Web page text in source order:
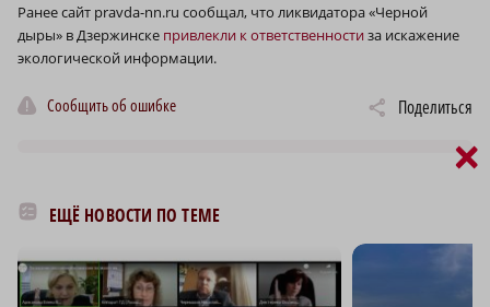
Ранее сайт pravda-nn.ru сообщал, что ликвидатора «Черной
дыры» в Дзержинске привлекли к ответственностиза искажение
экологической информации.
Сообщить об ошибке Поделиться
ЕЩЁ НОВОСТИ ПО ТЕМЕ
×